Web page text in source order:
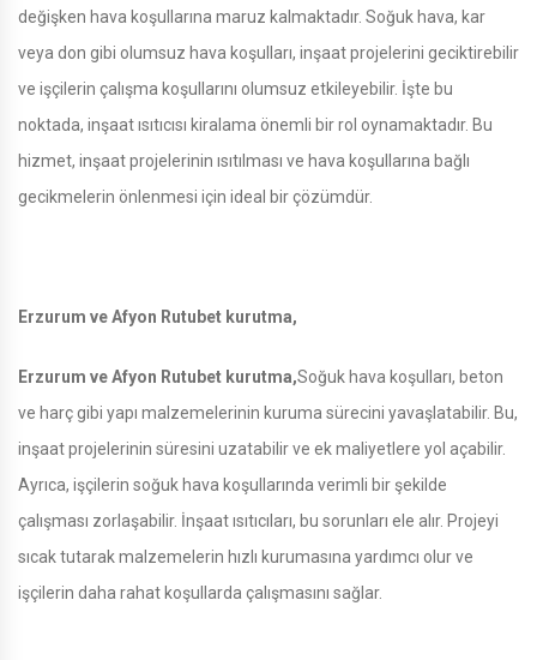
değişken hava koşullarına maruz kalmaktadır. Soğuk hava, kar
veya don gibi olumsuz hava koşulları, inşaat projelerini geciktirebilir
ve işçilerin çalışma koşullarını olumsuz etkileyebilir. İşte bu
noktada, inşaat ısıtıcısı kiralama önemli bir rol oynamaktadır. Bu
hizmet, inşaat projelerinin ısıtılması ve hava koşullarına bağlı
gecikmelerin önlenmesi için ideal bir çözümdür.
Erzurum ve Afyon Rutubet kurutma,
Erzurum ve Afyon Rutubet kurutma,Soğuk hava koşulları, beton
ve harç gibi yapı malzemelerinin kuruma sürecini yavaşlatabilir. Bu,
inşaat projelerinin süresini uzatabilir ve ek maliyetlere yol açabilir.
Ayrıca, işçilerin soğuk hava koşullarında verimli bir şekilde
çalışması zorlaşabilir. İnşaat ısıtıcıları, bu sorunları ele alır. Projeyi
sıcak tutarak malzemelerin hızlı kurumasına yardımcı olur ve
işçilerin daha rahat koşullarda çalışmasını sağlar.